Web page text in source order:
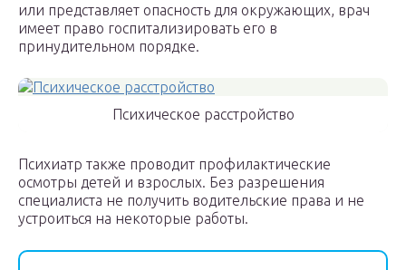
или представляет опасность для окружающих, врач
имеет право госпитализировать его в
принудительном порядке.
Психическое расстройство
Психиатр также проводит профилактические
осмотры детей и взрослых. Без разрешения
специалиста не получить водительские права и не
устроиться на некоторые работы.